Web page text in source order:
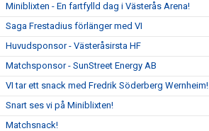
Miniblixten - En fartfylld dag i Västerås Arena!
Saga Frestadius förlänger med VI
Huvudsponsor - Västeråsirsta HF
Matchsponsor - SunStreet Energy AB
VI tar ett snack med Fredrik Söderberg Wernheim!
Snart ses vi på Miniblixten!
Matchsnack!